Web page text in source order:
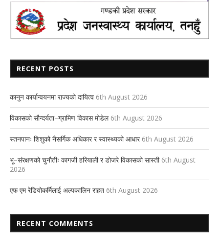
RECENT POSTS
कानुन कार्यान्वयनमा राज्यको दायित्व 6th August 2026
विकासको सौन्दर्यता–ग्रामिण विकास मोडेल 6th August 2026
स्तनपानः शिशुको नैसर्गिक अधिकार र स्वास्थ्यको आधार 6th August 2026
भू–संरक्षणको चुनौतीः कागजी हरियाली र डोजरे विकासको सास्ती 6th August
2026
एफ एम रेडियोकर्मिलाई अल्पकालिन राहत 6th August 2026
RECENT COMMENTS